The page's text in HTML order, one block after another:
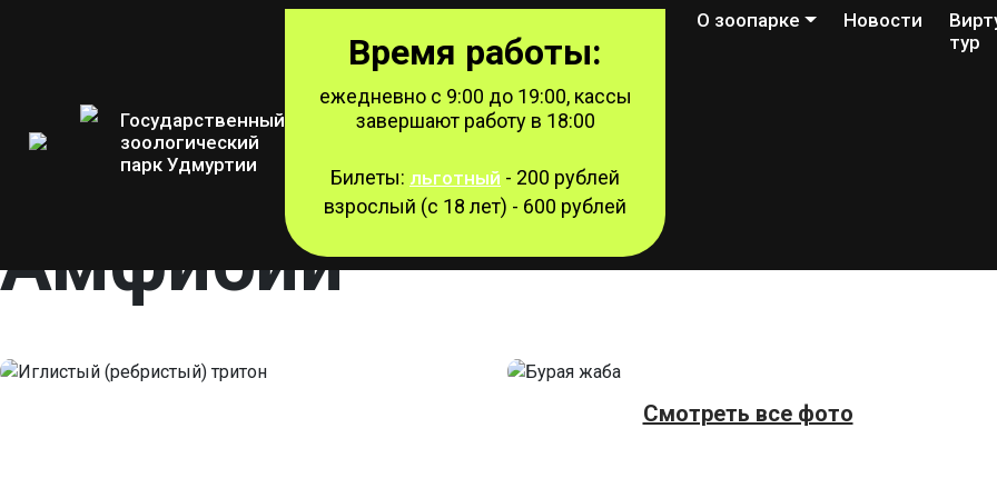
Государственный
зоологический
парк Удмуртии
Время работы:
ежедневно с 9:00 до 19:00, кассы
завершают работу в 18:00
Билеты: льготный - 200 рублей
взрослый (с 18 лет) - 600 рублей
О зоопарке Новости
тур
Режим работы
Наши животные
Амфибии
Смотреть все фото